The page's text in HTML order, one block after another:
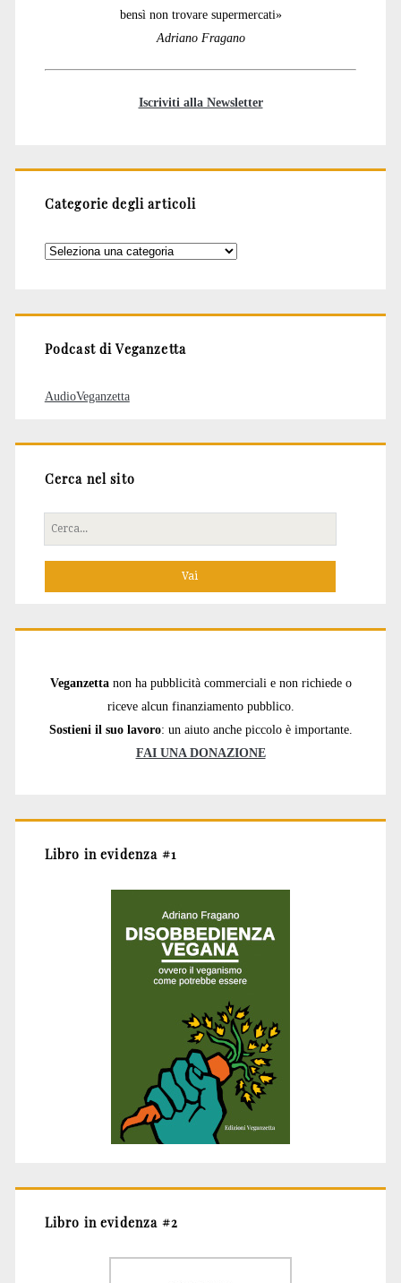
bensì non trovare supermercati»
Adriano Fragano
Iscriviti alla Newsletter
Categorie degli articoli
Categorie
Podcast di Veganzetta
AudioVeganzetta
Cerca nel sito
Cerca
per:
Veganzetta non ha pubblicità commerciali e non richiede o
riceve alcun finanziamento pubblico.
Sostieni il suo lavoro: un aiuto anche piccolo è importante.
FAI UNA DONAZIONE
Libro in evidenza #1
Libro in evidenza #2